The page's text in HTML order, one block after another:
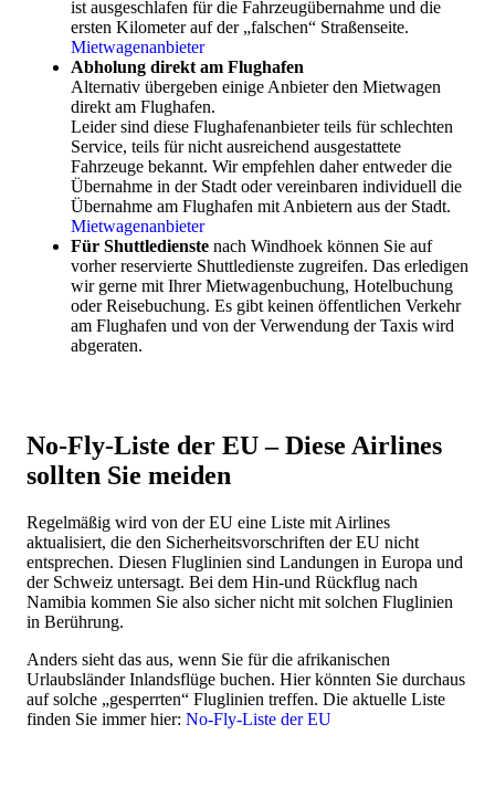
ist ausgeschlafen für die Fahrzeugübernahme und die
ersten Kilometer auf der „falschen“ Straßenseite.
Mietwagenanbieter
Abholung direkt am Flughafen
Alternativ übergeben einige Anbieter den Mietwagen
direkt am Flughafen.
Leider sind diese Flughafenanbieter teils für schlechten
Service, teils für nicht ausreichend ausgestattete
Fahrzeuge bekannt. Wir empfehlen daher entweder die
Übernahme in der Stadt oder vereinbaren individuell die
Übernahme am Flughafen mit Anbietern aus der Stadt.
Mietwagenanbieter
Für Shuttledienste nach Windhoek können Sie auf
vorher reservierte Shuttledienste zugreifen. Das erledigen
wir gerne mit Ihrer Mietwagenbuchung, Hotelbuchung
oder Reisebuchung. Es gibt keinen öffentlichen Verkehr
am Flughafen und von der Verwendung der Taxis wird
abgeraten.
No-Fly-Liste der EU – Diese Airlines
sollten Sie meiden
Regelmäßig wird von der EU eine Liste mit Airlines
aktualisiert, die den Sicherheitsvorschriften der EU nicht
entsprechen. Diesen Fluglinien sind Landungen in Europa und
der Schweiz untersagt. Bei dem Hin-und Rückflug nach
Namibia kommen Sie also sicher nicht mit solchen Fluglinien
in Berührung.
Anders sieht das aus, wenn Sie für die afrikanischen
Urlaubsländer Inlandsflüge buchen. Hier könnten Sie durchaus
auf solche „gesperrten“ Fluglinien treffen. Die aktuelle Liste
finden Sie immer hier: No-Fly-Liste der EU